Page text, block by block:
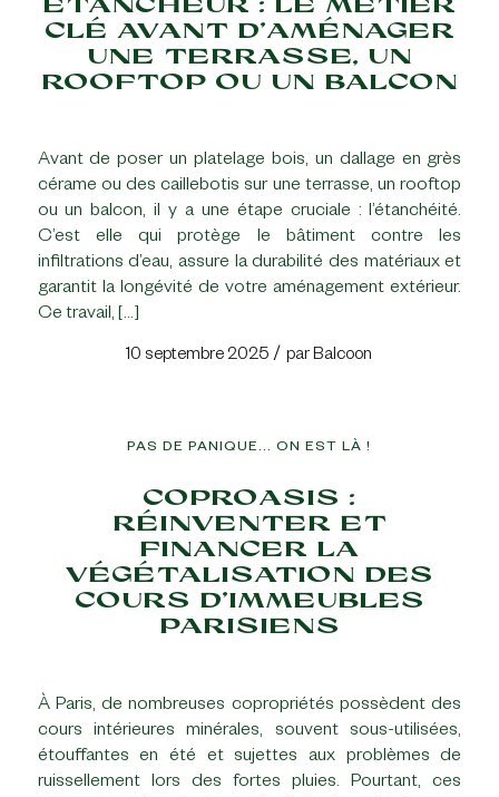
CLÉ AVANT D’AMÉNAGER
UNE TERRASSE, UN
ROOFTOP OU UN BALCON
Avant de poser un platelage bois, un dallage en grès
cérame ou des caillebotis sur une terrasse, un rooftop
ou un balcon, il y a une étape cruciale : l’étanchéité.
C’est elle qui protège le bâtiment contre les
infiltrations d’eau, assure la durabilité des matériaux et
garantit la longévité de votre aménagement extérieur.
Ce travail, […]
10 septembre 2025 / parBalcoon
PAS DE PANIQUE... ON EST LÀ !
COPROASIS :
RÉINVENTER ET
FINANCER LA
VÉGÉTALISATION DES
COURS D’IMMEUBLES
PARISIENS
À Paris, de nombreuses copropriétés possèdent des
cours intérieures minérales, souvent sous-utilisées,
étouffantes en été et sujettes aux problèmes de
ruissellement lors des fortes pluies. Pourtant, ces